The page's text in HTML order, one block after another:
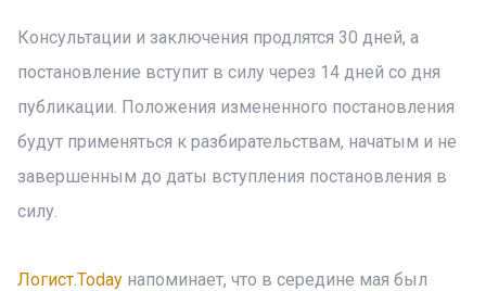
Консультации и заключения продлятся 30 дней, а
постановление вступит в силу через 14 дней со дня
публикации. Положения измененного постановления
будут применяться к разбирательствам, начатым и не
завершенным до даты вступления постановления в
силу.
Логист.Today напоминает, что в середине мая был